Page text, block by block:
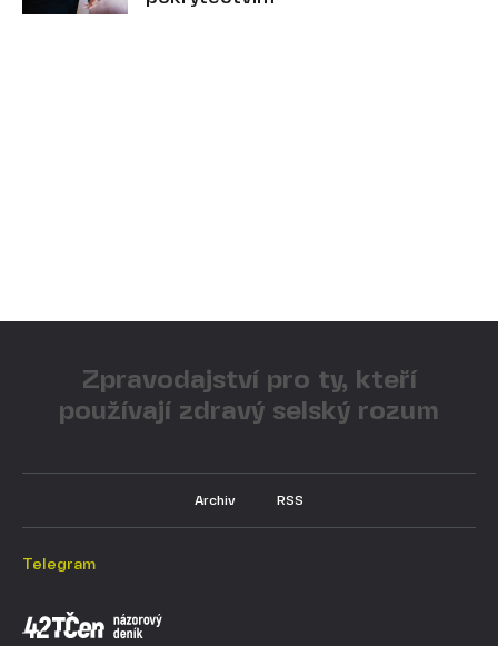
Zpravodajství pro ty, kteří
používají zdravý selský rozum
Archiv RSS
Telegram